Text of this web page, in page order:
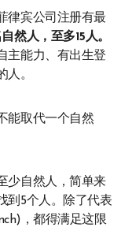
律宾公司注册有最
然人，至多15人。
主能力、有出生登
人。
能取代一个自然
少自然人，简单来
到5个人。除了代表
，都得满足这限